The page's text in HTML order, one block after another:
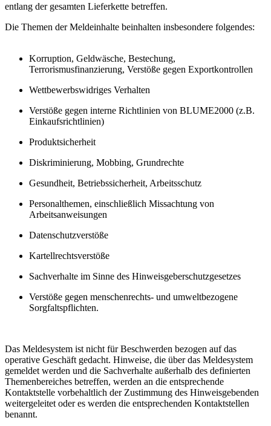
entlang der gesamten Lieferkette betreffen.
Die Themen der Meldeinhalte beinhalten insbesondere folgendes:
Korruption, Geldwäsche, Bestechung,
Terrorismusfinanzierung, Verstöße gegen Exportkontrollen
Wettbewerbswidriges Verhalten
Verstöße gegen interne Richtlinien von BLUME2000 (z.B.
Einkaufsrichtlinien)
Produktsicherheit
Diskriminierung, Mobbing, Grundrechte
Gesundheit, Betriebssicherheit, Arbeitsschutz
Personalthemen, einschließlich Missachtung von
Arbeitsanweisungen
Datenschutzverstöße
Kartellrechtsverstöße
Sachverhalte im Sinne des Hinweisgeberschutzgesetzes
Verstöße gegen menschenrechts- und umweltbezogene
Sorgfaltspflichten.
Das Meldesystem ist nicht für Beschwerden bezogen auf das
operative Geschäft gedacht. Hinweise, die über das Meldesystem
gemeldet werden und die Sachverhalte außerhalb des definierten
Themenbereiches betreffen, werden an die entsprechende
Kontaktstelle vorbehaltlich der Zustimmung des Hinweisgebenden
weitergeleitet oder es werden die entsprechenden Kontaktstellen
benannt.